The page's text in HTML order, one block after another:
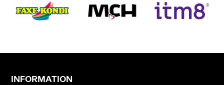
INFORMATION